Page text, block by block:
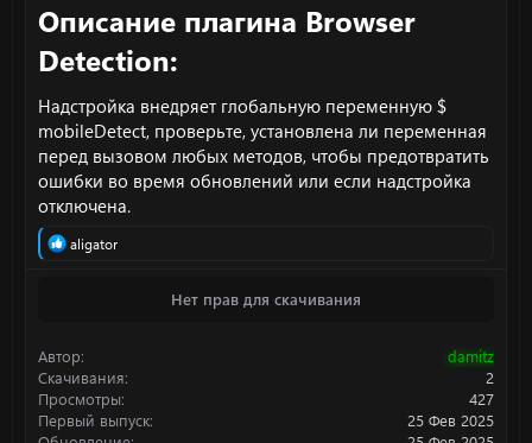
я
Описание плагина Browser
Detection:​
Надстройка внедряет глобальную переменную $
mobileDetect, проверьте, установлена ли переменная
перед вызовом любых методов, чтобы предотвратить
ошибки во время обновлений или если надстройка
отключена.
Р
и
:
aligator
Нет прав для скачивания
Автор
damitz
Скачивания
2
Просмотры
427
Первый выпуск
25 Фев 2025